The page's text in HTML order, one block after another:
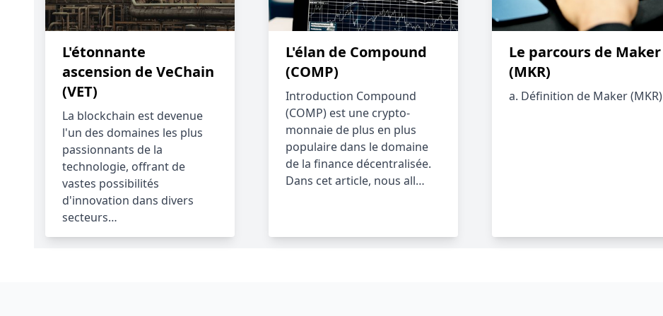
L'étonnante
ascension de VeChain
(VET)
La blockchain est devenue
l'un des domaines les plus
passionnants de la
technologie, offrant de
vastes possibilités
d'innovation dans divers
secteurs…
L'élan de Compound
(COMP)
Introduction Compound
(COMP) est une crypto-
monnaie de plus en plus
populaire dans le domaine
de la finance décentralisée.
Dans cet article, nous all…
Le parcours de Maker
(MKR)
a. Définition de Maker (MKR)